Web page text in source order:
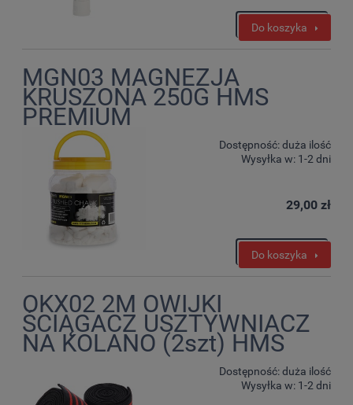
Do koszyka
MGN03 MAGNEZJA
KRUSZONA 250G HMS
PREMIUM
Dostępność:duża ilość
Wysyłka w: 1-2 dni
29,00 zł
Do koszyka
OKX02 2M OWIJKI
ŚCIĄGACZ USZTYWNIACZ
NA KOLANO (2szt) HMS
Dostępność:duża ilość
Wysyłka w: 1-2 dni